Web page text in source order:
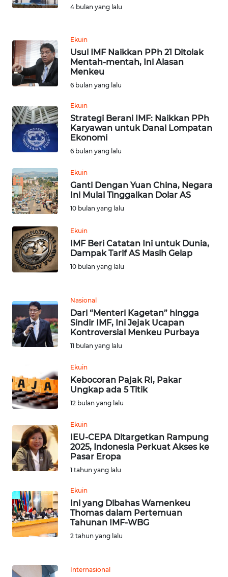
4 bulan yang lalu
Ekuin
Usul IMF Naikkan PPh 21 Ditolak
Mentah-mentah, Ini Alasan
Menkeu
6 bulan yang lalu
Ekuin
Strategi Berani IMF: Naikkan PPh
Karyawan untuk Danai Lompatan
Ekonomi
6 bulan yang lalu
Ekuin
Ganti Dengan Yuan China, Negara
Ini Mulai Tinggalkan Dolar AS
10 bulan yang lalu
Ekuin
IMF Beri Catatan Ini untuk Dunia,
Dampak Tarif AS Masih Gelap
10 bulan yang lalu
Nasional
Dari “Menteri Kagetan” hingga
Sindir IMF, Ini Jejak Ucapan
Kontroversial Menkeu Purbaya
11 bulan yang lalu
Ekuin
Kebocoran Pajak RI, Pakar
Ungkap ada 5 Titik
12 bulan yang lalu
Ekuin
IEU-CEPA Ditargetkan Rampung
2025, Indonesia Perkuat Akses ke
Pasar Eropa
1 tahun yang lalu
Ekuin
Ini yang Dibahas Wamenkeu
Thomas dalam Pertemuan
Tahunan IMF-WBG
2 tahun yang lalu
Internasional
MEDIA
REDAKSI
KARIR
Wahana
News
Regional
WN
SUMUT
WN
WN
JABAR
WN
NTT
WN
PAPUA
WN
PAPUA
BARAT
RIAU
WN
SERAMBI